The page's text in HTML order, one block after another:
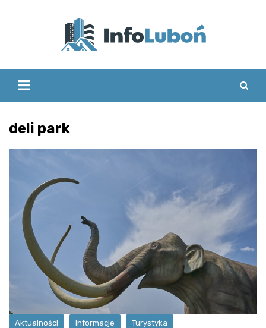
deli park
Aktualności Informacje Turystyka